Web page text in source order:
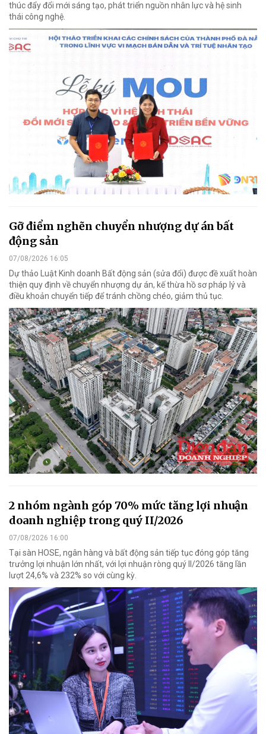
thúc đẩy đổi mới sáng tạo, phát triển nguồn nhân lực và hệ sinh
thái công nghệ.
Gỡ điểm nghẽn chuyển nhượng dự án bất
động sản
07/08/2026 16:05
Dự thảo Luật Kinh doanh Bất động sản (sửa đổi) được đề xuất hoàn
thiện quy định về chuyển nhượng dự án, kế thừa hồ sơ pháp lý và
điều khoản chuyển tiếp để tránh chồng chéo, giảm thủ tục.
2 nhóm ngành góp 70% mức tăng lợi nhuận
doanh nghiệp trong quý II/2026
07/08/2026 16:00
Tại sàn HOSE, ngân hàng và bất động sản tiếp tục đóng góp tăng
trưởng lợi nhuận lớn nhất, với lợi nhuận ròng quý II/2026 tăng lần
lượt 24,6% và 232% so với cùng kỳ.